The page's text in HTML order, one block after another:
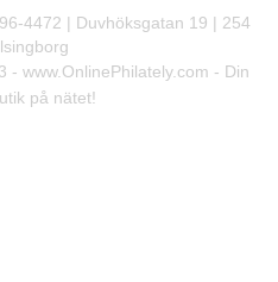
4472 | Duvhöksgatan 19 | 254
- www.OnlinePhilately.com - Din
på nätet!